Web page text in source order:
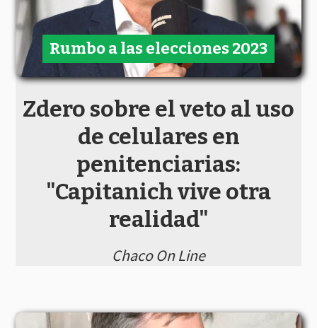
Zdero sobre el veto al uso
de celulares en
penitenciarias:
"Capitanich vive otra
realidad"
Chaco On Line
Rumbo a las elecciones 2023